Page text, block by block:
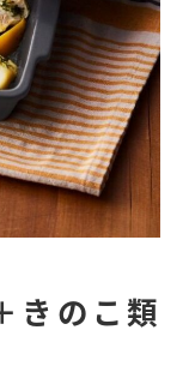
きのこ類